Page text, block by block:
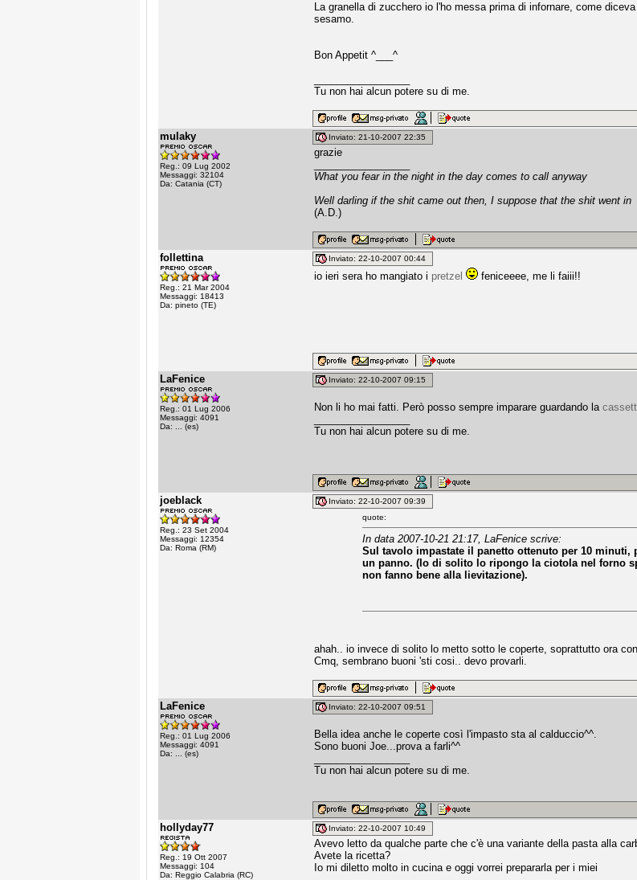
La granella di zucchero io l'ho messa prima di infornare, come
sesamo.
Bon Appetit ^___^
Tu non hai alcun potere su di me.
mulaky
Reg.: 09 Lug 2002
Messaggi: 32104
Da: Catania (CT)
Inviato: 21-10-2007 22:35
grazie
What you fear in the night in the day comes to call anyway
Well darling if the shit came out then, I suppose that the shit went in
(A.D.)
follettina
Reg.: 21 Mar 2004
Messaggi: 18413
Da: pineto (TE)
Inviato: 22-10-2007 00:44
io ieri sera ho mangiato i pretzel feniceeee, me li faiii!!
LaFenice
Reg.: 01 Lug 2006
Messaggi: 4091
Da: ... (es)
Inviato: 22-10-2007 09:15
Non li ho mai fatti. Però posso sempre imparare guardando la
Tu non hai alcun potere su di me.
joeblack
Reg.: 23 Set 2004
Messaggi: 12354
Da: Roma (RM)
Inviato: 22-10-2007 09:39
quote:
In data 2007-10-21 21:17, LaFenice scrive:
Sul tavolo impastate il panetto ottenuto per 10
un panno. (Io di solito lo ripongo la ciotola nel forno
non fanno bene alla lievitazione).
ahah.. io invece di solito lo metto sotto le coperte, soprattutto ora
Cmq, sembrano buoni 'sti cosi.. devo provarli.
LaFenice
Reg.: 01 Lug 2006
Messaggi: 4091
Da: ... (es)
Inviato: 22-10-2007 09:51
Bella idea anche le coperte così l'impasto sta al calduccio^^.
Sono buoni Joe...prova a farli^^
Tu non hai alcun potere su di me.
hollyday77
Reg.: 19 Ott 2007
Messaggi: 104
Da: Reggio Calabria (RC)
Inviato: 22-10-2007 10:49
Avevo letto da qualche parte che c'è una variante della pasta alla
Avete la ricetta?
Io mi diletto molto in cucina e oggi vorrei prepararla per i miei